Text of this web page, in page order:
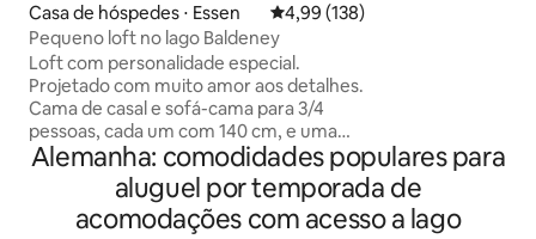
Casa de hóspedes ⋅ Essen 4,99 de uma avaliação média de
4,99 (138)
Pequeno loft no lago Baldeney
Loft com personalidade especial.
Projetado com muito amor aos detalhes.
Cama de casal e sofá-cama para 3/4
pessoas, cada um com 140 cm, e uma
cama de solteiro dobrável, bem como 1
cubo de dormir, Banheiro
espaçoso/banheira/chuveiro. Espaço
aberto com cozinha auto-suficiente.
Alemanha: comodidades populares para
aluguel por temporada de
acomodações com acesso a lago